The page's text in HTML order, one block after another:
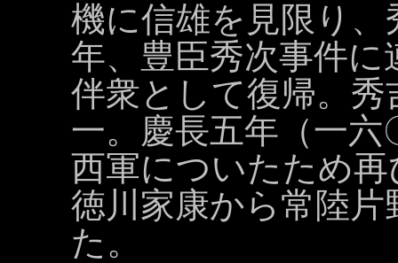
機に信雄を見限り
年、豊臣秀次事件
伴衆として復帰。
一。慶長五年（一
西軍についたため
徳川家康から常陸
た。